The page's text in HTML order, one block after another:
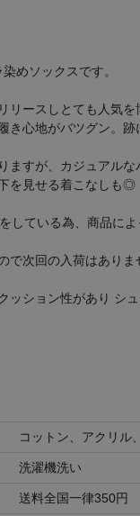
めソックスです。
リースしとても人気
き心地がバツグン。跡
ますが、カジュアル
を見せる着こなしも◎
している為、商品に
で次回の入荷はありま
ッション性があり シ
コットン、アクリル
洗濯機洗い
送料全国一律350円